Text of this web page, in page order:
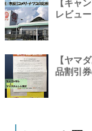
【キャ
レビュー
【ヤマ
品割引